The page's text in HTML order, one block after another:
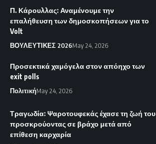
Π. Κάρουλλας: Αναμένουμε την
επαλήθευση των δημοσκοπήσεων για το
Volt
ΒΟΥΛΕΥΤΙΚΕΣ 2026May 24, 2026
Προσεκτικά χαμόγελα στον απόηχο των
exit polls
ΠολιτικήMay 24, 2026
Τραγωδία: Ψαροτουφεκάς έχασε τη ζωή του
προσκρούοντας σε βράχο μετά από
επίθεση καρχαρία